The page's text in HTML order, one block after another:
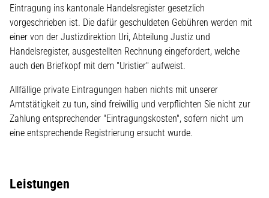
Eintragung ins kantonale Handelsregister gesetzlich
vorgeschrieben ist. Die dafür geschuldeten Gebühren werden mit
einer von der Justizdirektion Uri, Abteilung Justiz und
Handelsregister, ausgestellten Rechnung eingefordert, welche
auch den Briefkopf mit dem "Uristier" aufweist.
Allfällige private Eintragungen haben nichts mit unserer
Amtstätigkeit zu tun, sind freiwillig und verpflichten Sie nicht zur
Zahlung entsprechender "Eintragungskosten", sofern nicht um
eine entsprechende Registrierung ersucht wurde.
Leistungen